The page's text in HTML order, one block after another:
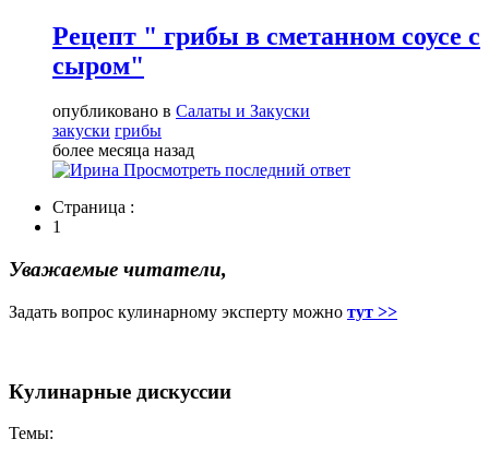
Рецепт " грибы в сметанном соусе с
сыром"
опубликовано в Салаты и Закуски
закуски грибы
более месяца назад
Просмотреть последний ответ
Страница :
1
Уважаемые читатели,
Задать вопрос кулинарному эксперту можно тут >>
Кулинарные дискуссии
Темы: